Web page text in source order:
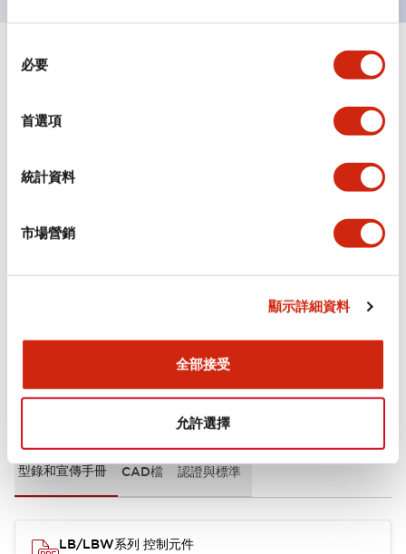
必要
首選項
統計資料
市場營銷
顯示詳細資料
全部接受
允許選擇
規格 顯示全部 +
文件和檔案
型錄和宣傳手冊 CAD檔 認證與標準
LB/LBW系列 控制元件